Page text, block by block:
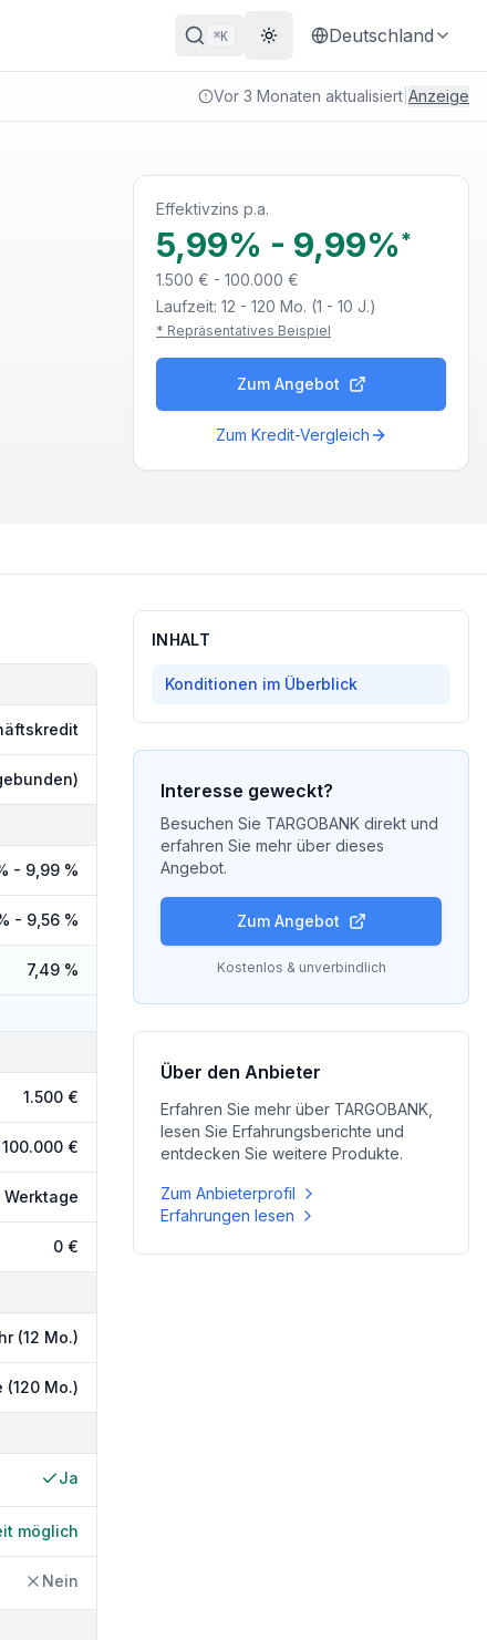
⌘K Theme wechseln
Deutschland
Vor 3 Monaten aktualisiert Anzeige
Effektivzins p.a.
5,99% - 9,99%*
1.500 € - 100.000 €
Laufzeit: 12 - 120 Mo. (1 - 10 J.)
* Repräsentatives Beispiel
Zum Angebot
Zum Kredit-Vergleich
- 9,99 %
- 9,56 %
7,49 %
1.500 €
100.000 €
Werktage
0 €
(12 Mo.)
(120 Mo.)
Ja
möglich
Nein
INHALT
Konditionen im Überblick
Interesse geweckt?
Besuchen Sie TARGOBANK direkt und
erfahren Sie mehr über dieses
Angebot.
Zum Angebot
Kostenlos & unverbindlich
Über den Anbieter
Erfahren Sie mehr über TARGOBANK
lesen Sie Erfahrungsberichte und
entdecken Sie weitere Produkte.
Zum Anbieterprofil
Erfahrungen lesen